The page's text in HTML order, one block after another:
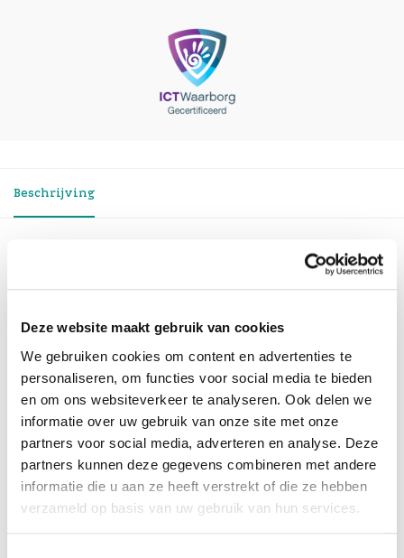
Deze website maakt gebruik van cookies
We gebruiken cookies om content en advertenties te
personaliseren, om functies voor social media te bieden
en om ons websiteverkeer te analyseren. Ook delen we
informatie over uw gebruik van onze site met onze
partners voor social media, adverteren en analyse. Deze
partners kunnen deze gegevens combineren met andere
informatie die u aan ze heeft verstrekt of die ze hebben
verzameld op basis van uw gebruik van hun services.
Beschrijving
Mac Studio M4 Max 16C CPU | 40C GPU |
64GB | 2TB
nog meer power dankzij de M4 Max chip.
De Mac Studio is enorm compact, uitgebreid
aansluitbaar en heeft weergaloze prestaties.
Mac Studio M4 Max heeft aan de voor- en de
achterkant in totaal 12 supersnelle en goed
bereikbare poorten, zodat jij de
studio van je dromen kunt samen­stellen. Aan de
voorkant kun je bijvoorbeeld je camera, externe
opslag en andere